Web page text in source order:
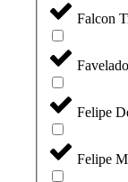
Falcon
Felipe
Felipe